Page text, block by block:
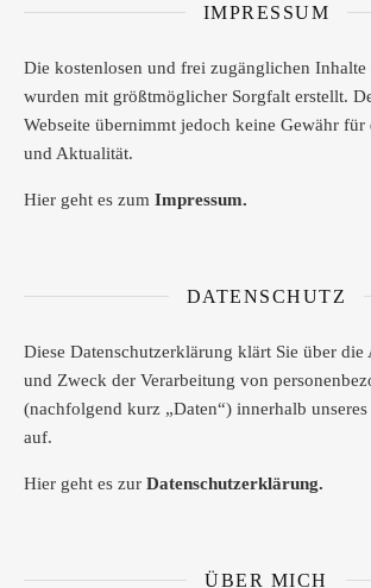
IMPRESSUM
Die kostenlosen und frei zugänglichen Inhalte
wurden mit größtmöglicher Sorgfalt erstellt.
Webseite übernimmt jedoch keine Gewähr
und Aktualität.
Hier geht es zum Impressum.
DATENSCHUTZ
Diese Datenschutzerklärung klärt Sie über
und Zweck der Verarbeitung von
(nachfolgend kurz „Daten“) innerhalb
auf.
Hier geht es zur Datenschutzerklärung.
ÜBER MICH